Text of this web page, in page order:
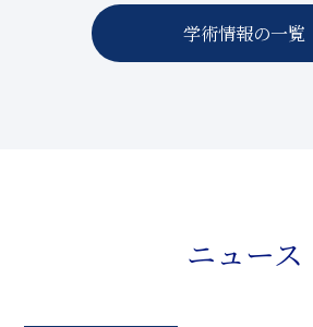
学術情報の一覧
ニュース